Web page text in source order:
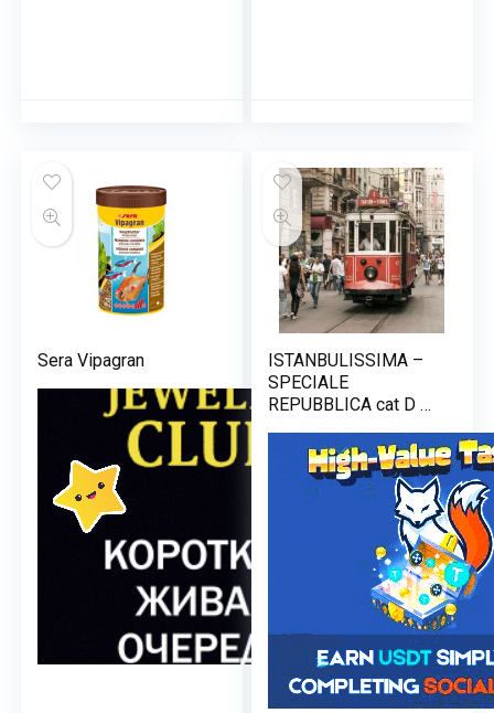
Sera Vipagran
ISTANBULISSIMA –
SPECIALE
REPUBBLICA cat D 5